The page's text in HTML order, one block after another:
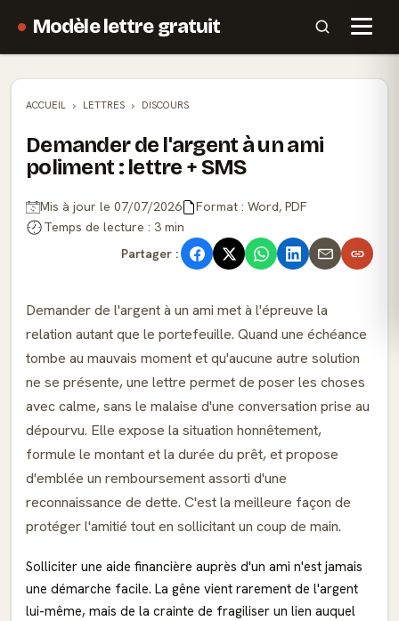
Modèle lettre gratuit
ACCUEIL LETTRES DISCOURS
Demander de l'argent à un ami
poliment : lettre + SMS
Mis à jour le 07/07/2026
Format : Word, PDF
Temps de lecture : 3 min
Partager :
Demander de l'argent à un ami met à l'épreuve la
relation autant que le portefeuille. Quand une échéance
tombe au mauvais moment et qu'aucune autre solution
ne se présente, une lettre permet de poser les choses
avec calme, sans le malaise d'une conversation prise au
dépourvu. Elle expose la situation honnêtement,
formule le montant et la durée du prêt, et propose
d'emblée un remboursement assorti d'une
reconnaissance de dette. C'est la meilleure façon de
protéger l'amitié tout en sollicitant un coup de main.
Solliciter une aide financière auprès d'un ami n'est jamais
une démarche facile. La gêne vient rarement de l'argent
lui-même, mais de la crainte de fragiliser un lien auquel